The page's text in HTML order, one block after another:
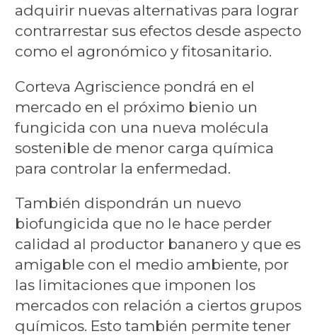
adquirir nuevas alternativas para lograr
contrarrestar sus efectos desde aspecto
como el agronómico y fitosanitario.
Corteva Agriscience pondrá en el
mercado en el próximo bienio un
fungicida con una nueva molécula
sostenible de menor carga química
para controlar la enfermedad.
También dispondrán un nuevo
biofungicida que no le hace perder
calidad al productor bananero y que es
amigable con el medio ambiente, por
las limitaciones que imponen los
mercados con relación a ciertos grupos
químicos. Esto también permite tener